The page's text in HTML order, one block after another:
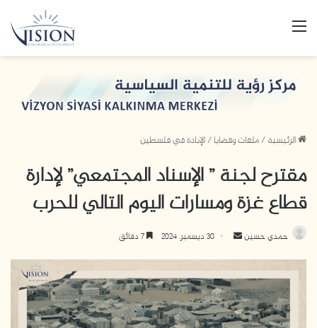
القائمة
الرئيسية/ملفات وقضايا/الإبادة في فلسطين
مقترح لجنة ” الإسناد المجتمعي” لإدارة
قطاع غزة ومسارات اليوم التالي للحرب
حمدي حسين
أرسل
إلكترونيا
30 ديسمبر، 2024